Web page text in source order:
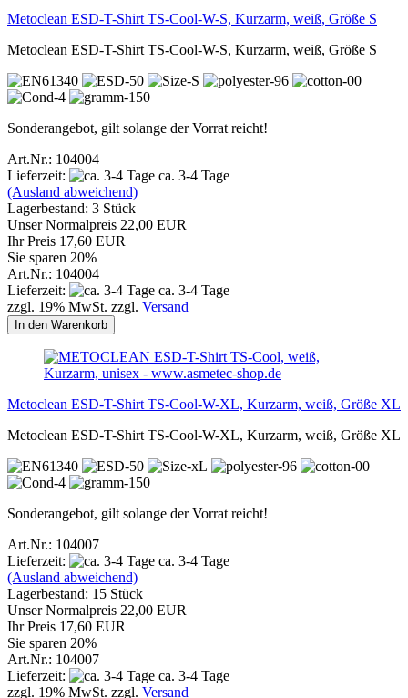
Metoclean ESD-T-Shirt TS-Cool-W-S, Kurzarm, weiß, Größe S
Metoclean ESD-T-Shirt TS-Cool-W-S, Kurzarm, weiß, Größe S
Sonderangebot, gilt solange der Vorrat reicht!
Art.Nr.: 104004
Lieferzeit:
ca. 3-4 Tage
(Ausland abweichend)
Lagerbestand: 3 Stück
Unser Normalpreis 22,00 EUR
Ihr Preis 17,60 EUR
Sie sparen 20%
Art.Nr.: 104004
Lieferzeit:
ca. 3-4 Tage
zzgl. 19% MwSt. zzgl. Versand
In den Warenkorb
Metoclean ESD-T-Shirt TS-Cool-W-XL, Kurzarm, weiß, Größe XL
Metoclean ESD-T-Shirt TS-Cool-W-XL, Kurzarm, weiß, Größe XL
Sonderangebot, gilt solange der Vorrat reicht!
Art.Nr.: 104007
Lieferzeit:
ca. 3-4 Tage
(Ausland abweichend)
Lagerbestand: 15 Stück
Unser Normalpreis 22,00 EUR
Ihr Preis 17,60 EUR
Sie sparen 20%
Art.Nr.: 104007
Lieferzeit:
ca. 3-4 Tage
zzgl. 19% MwSt. zzgl. Versand